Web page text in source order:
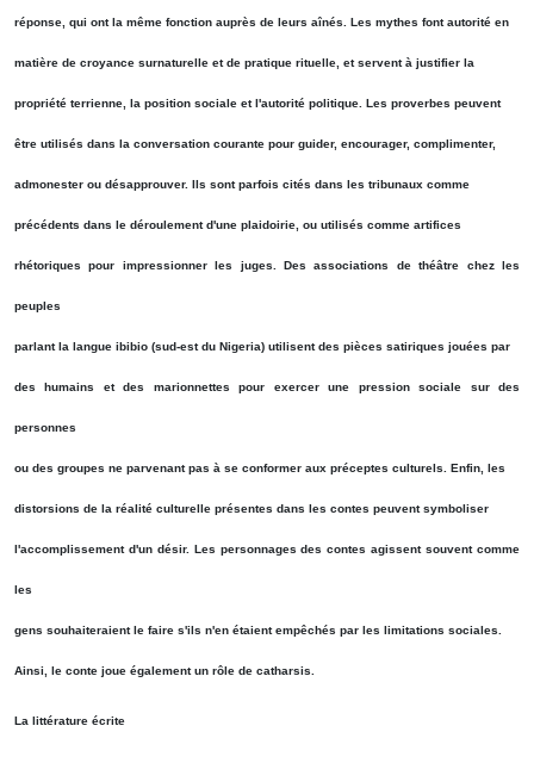
réponse, qui ont la même fonction auprès de leurs aînés. Les mythes font autorité en
matière de croyance surnaturelle et de pratique rituelle, et servent à justifier la
propriété terrienne, la position sociale et l'autorité politique. Les proverbes peuvent
être utilisés dans la conversation courante pour guider, encourager, complimenter,
admonester ou désapprouver. Ils sont parfois cités dans les tribunaux comme
précédents dans le déroulement d'une plaidoirie, ou utilisés comme artifices
rhétoriques pour impressionner les juges. Des associations de théâtre chez les
peuples
parlant la langue ibibio (sud-est du Nigeria) utilisent des pièces satiriques jouées par
des humains et des marionnettes pour exercer une pression sociale sur des
personnes
ou des groupes ne parvenant pas à se conformer aux préceptes culturels. Enfin, les
distorsions de la réalité culturelle présentes dans les contes peuvent symboliser
l'accomplissement d'un désir. Les personnages des contes agissent souvent comme
les
gens souhaiteraient le faire s'ils n'en étaient empêchés par les limitations sociales.
Ainsi, le conte joue également un rôle de catharsis.
La littérature écrite